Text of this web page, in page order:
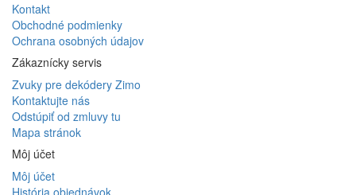
Kontakt
Obchodné podmienky
Ochrana osobných údajov
Zákaznícky servis
Zvuky pre dekódery Zimo
Kontaktujte nás
Odstúpiť od zmluvy tu
Mapa stránok
Môj účet
Môj účet
História objednávok